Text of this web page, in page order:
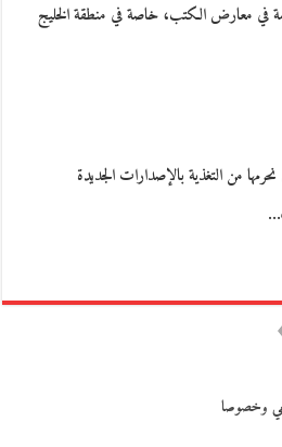
في معارض الكتب، خاصة في منطقة الخليج
من التغذية بالإصدارات الجديدة
وخصوصا